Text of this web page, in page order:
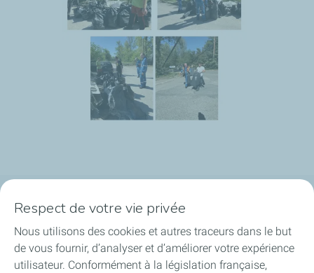
Plateforme de Feyzin
Engagements & Valeurs
Respect de votre vie privée
Nous utilisons des cookies et autres traceurs dans le but
de vous fournir, d’analyser et d’améliorer votre expérience
utilisateur. Conformément à la législation française,